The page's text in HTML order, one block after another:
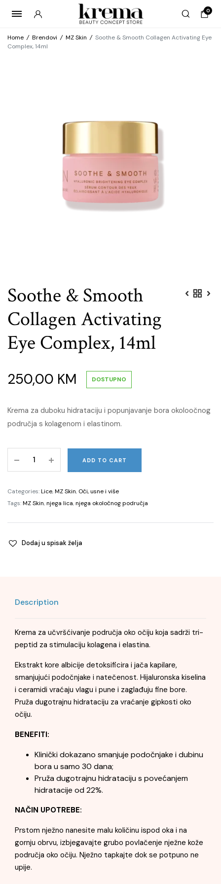
0
Home / Brendovi / MZ Skin / Soothe & Smooth Collagen Activating Eye
Complex, 14ml
Soothe & Smooth
Collagen Activating
Eye Complex, 14ml
250,00 KM DOSTUPNO
Krema za duboku hidrataciju i popunjavanje bora okoloočnog
područja s kolagenom i elastinom.
Collagen
Activating
Complex,
quantity
ADD TO CART
Categories:Lice,MZ Skin, Oči, usne i više
Tags:MZ Skin,njega lica,njega okoločnog područja
Dodaj u spisak želja
Description
Krema za učvršćivanje područja oko očiju koja sadrži tri-
peptid za stimulaciju kolagena i elastina.
Ekstrakt kore albicije detoksificira i jača kapilare,
smanjujući podočnjake i natečenost. Hijaluronska kiselina
i ceramidi vraćaju vlagu i pune i zaglađuju fine bore.
Pruža dugotrajnu hidrataciju za vraćanje gipkosti oko
očiju.
BENEFITI:
Klinički dokazano smanjuje podočnjake i dubinu
bora u samo 30 dana;
Pruža dugotrajnu hidrataciju s povećanjem
hidratacije od 22%.
NAČIN UPOTREBE:
Prstom nježno nanesite malu količinu ispod oka i na
gornju obrvu, izbjegavajte grubo povlačenje nježne kože
područja oko očiju. Nježno tapkajte dok se potpuno ne
upije.